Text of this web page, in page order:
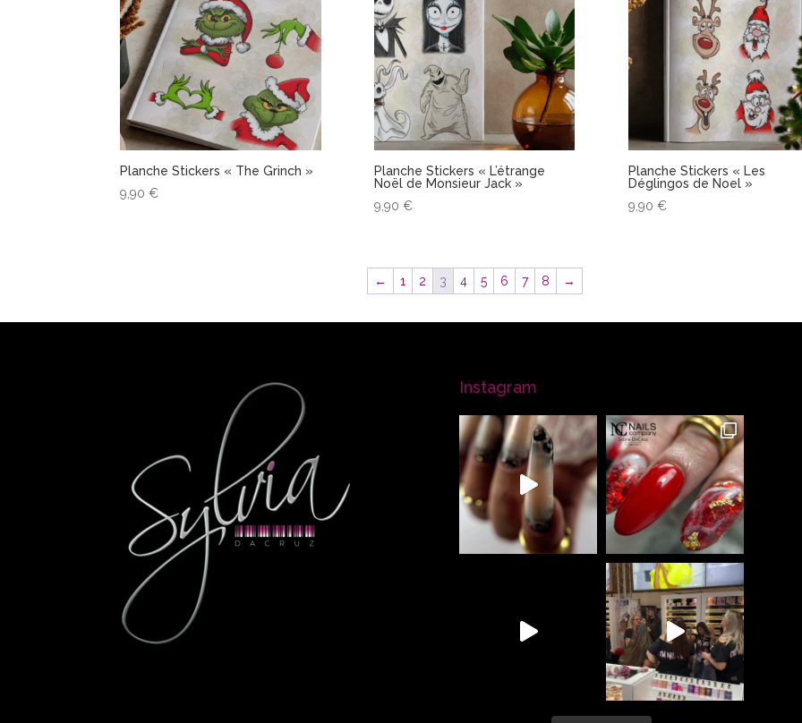
Planche Stickers « The Grinch »
9,90€
Planche Stickers « L’étrange
Noël de Monsieur Jack »
9,90 €
Planche Stickers « Les
Déglingos de Noel »
9,90 €
← 1 2 3 4 5 6 7 8 →
Instagram